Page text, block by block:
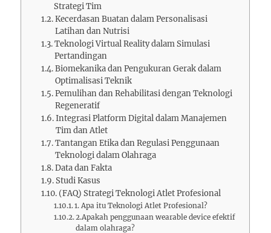
Strategi Tim
Kecerdasan Buatan dalam Personalisasi
Latihan dan Nutrisi
Teknologi Virtual Reality dalam Simulasi
Pertandingan
Biomekanika dan Pengukuran Gerak dalam
Optimalisasi Teknik
Pemulihan dan Rehabilitasi dengan Teknologi
Regeneratif
Integrasi Platform Digital dalam Manajemen
Tim dan Atlet
Tantangan Etika dan Regulasi Penggunaan
Teknologi dalam Olahraga
Data dan Fakta
Studi Kasus
(FAQ) Strategi Teknologi Atlet Profesional
1. Apa itu Teknologi Atlet Profesional?
2.Apakah penggunaan wearable device efektif
dalam olahraga?